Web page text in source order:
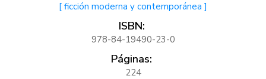
[ ficción moderna y contemporánea ]
ISBN:
978-84-19490-23-0
Páginas:
224